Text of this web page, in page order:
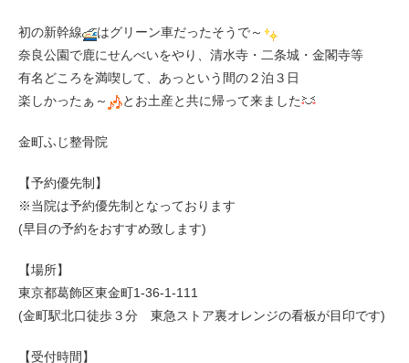
初の新幹線
はグリーン車だったそうで～
奈良公園で鹿にせんべいをやり、清水寺・二条城・金閣寺等
有名どころを満喫して、あっという間の２泊３日
楽しかったぁ～
とお土産と共に帰って来ました
金町ふじ整骨院
【予約優先制】
※当院は予約優先制となっております
(早目の予約をおすすめ致します)
【場所】
東京都葛飾区東金町1-36-1-111
(金町駅北口徒歩３分 東急ストア裏オレンジの看板が目印です)
【受付時間】